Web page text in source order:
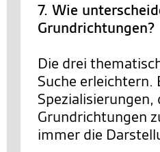
7. Wie
Grundrichtungen?
Die drei
Suche erleichtern.
Grundrichtungen
immer die